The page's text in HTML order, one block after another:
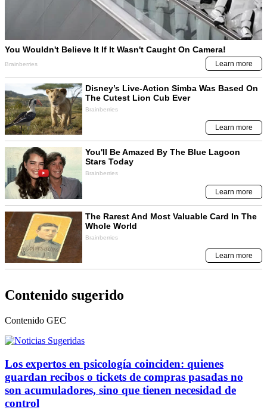
Contenido sugerido
Contenido GEC
Los expertos en psicología coinciden: quienes
guardan recibos o tickets de compras pasadas no
son acumuladores, sino que tienen necesidad de
control